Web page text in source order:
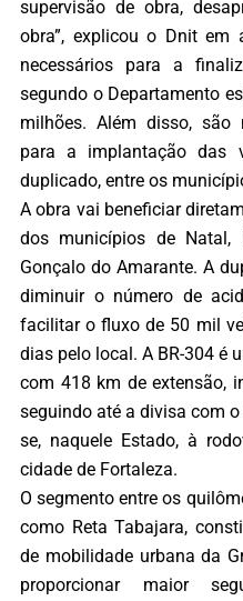
supervisão de obra,
obra”, explicou o Dnit em
necessários para a
segundo o Departamento
milhões. Além disso, são
para a implantação das
duplicado, entre os
A obra vai beneficiar
dos municípios de Natal,
Gonçalo do Amarante. A
diminuir o número de
facilitar o fluxo de 50 mil
dias pelo local. A BR-304 é
com 418 km de extensão,
seguindo até a divisa com
se, naquele Estado, à
cidade de Fortaleza.
O segmento entre os
como Reta Tabajara,
de mobilidade urbana da
proporcionar maior